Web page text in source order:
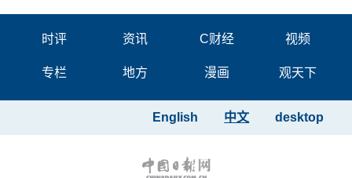
时评 资讯 C财经 视频
专栏 地方 漫画 观天下
desktop
中文
English